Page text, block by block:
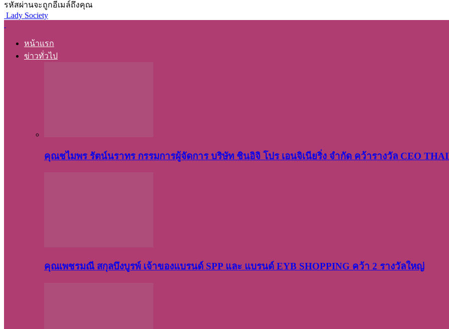
รหัสผ่านจะถูกอีเมล์ถึงคุณ
Lady Society
หน้าแรก
ข่าวทั่วไป
คุณชไมพร​ รัตน์​นรา​ทร​ กรรมการ​ผู้จัดการ บริษัท​ ชินอิจิ​ โปร​ เอน​จิเนีย​ริ่ง​ จำกัด คว้ารางวัล CEO
คุณเพชรมณี สกุลบึงบูรพ์ เจ้าของแบรนด์ SPP และ แบรนด์ EYB SHOPPING คว้า 2 รางวัลใหญ่